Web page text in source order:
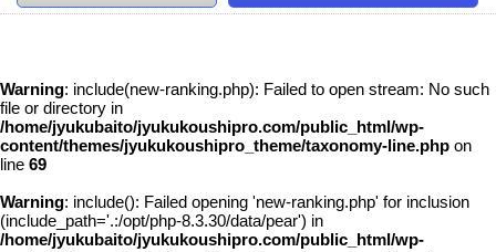
Warning: include(new-ranking.php): Failed to open stream: No such
file or directory in
/home/jyukubaito/jyukukoushipro.com/public_html/wp-
content/themes/jyukukoushipro_theme/taxonomy-line.php on
line 69
Warning: include(): Failed opening 'new-ranking.php' for inclusion
(include_path='.:/opt/php-8.3.30/data/pear') in
/home/jyukubaito/jyukukoushipro.com/public_html/wp-